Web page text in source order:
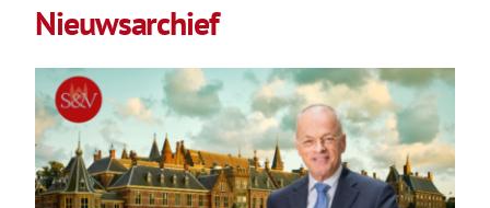
Nieuwsarchief